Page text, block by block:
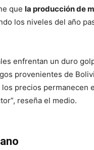
que la producción de
los niveles del año
enfrentan un duro
provenientes de
precios permanecen
reseña el medio.